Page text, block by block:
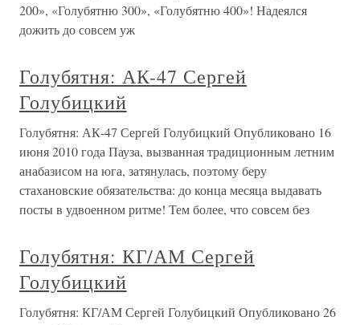
200», «Голубятню 300», «Голубятню 400»! Надеялся
дожить до совсем уж
Голубятня: АК-47 Сергей
Голубицкий
Голубятня: АК-47 Сергей Голубицкий Опубликовано 16
июня 2010 года Пауза, вызванная традиционным летним
анабазисом на юга, затянулась, поэтому беру
стахановские обязательства: до конца месяца выдавать
посты в удвоенном ритме! Тем более, что совсем без
Голубятня: КГ/АМ Сергей
Голубицкий
Голубятня: КГ/АМ Сергей Голубицкий Опубликовано 26